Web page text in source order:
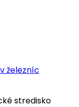
železníc
stredisko